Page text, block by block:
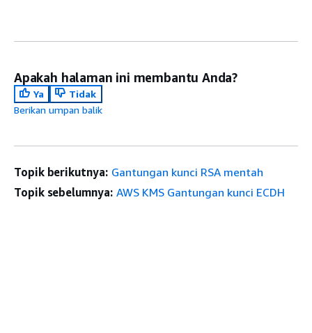
Apakah halaman ini membantu Anda?
Ya
Tidak
Berikan umpan balik
Topik berikutnya: Gantungan kunci RSA mentah
Topik sebelumnya: AWS KMS Gantungan kunci ECDH